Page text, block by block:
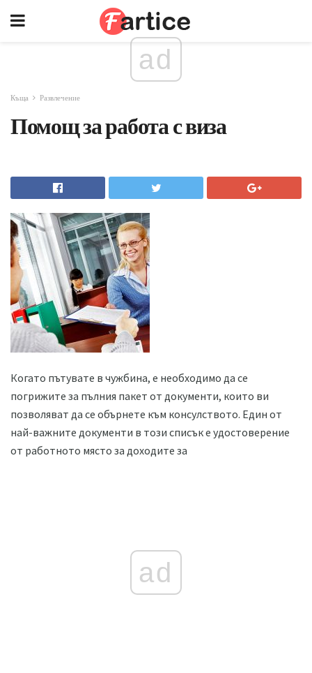
ad
Къща Развлечение
Помощ за работа с виза
Когато пътувате в чужбина, е необходимо да се
погрижите за пълния пакет от документи, които ви
позволяват да се обърнете към консулството. Един от
най-важните документи в този списък е удостоверение
от работното място за доходите за
ad